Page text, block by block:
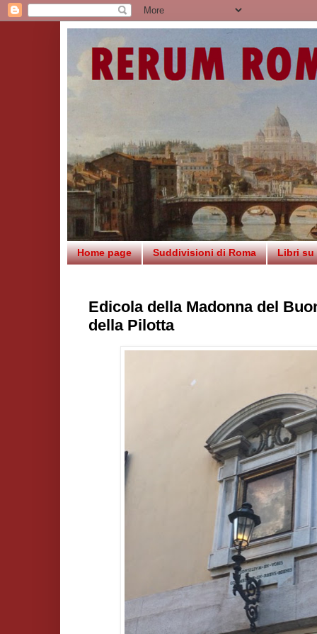
Home page Suddivisioni di Roma Libri su
Edicola della Madonna del
della Pilotta